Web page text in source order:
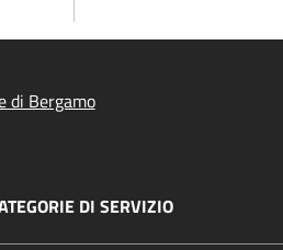
di Bergamo
DI SERVIZIO